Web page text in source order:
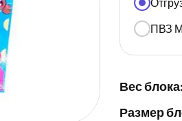
ПВЗ
Вес блока:
Размер